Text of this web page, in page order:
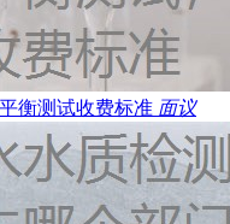
衡测试收费标准 面议